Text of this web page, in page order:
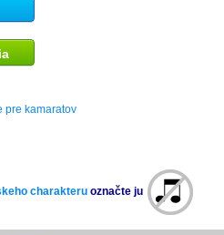
pre kamaratov
charakteru označte ju